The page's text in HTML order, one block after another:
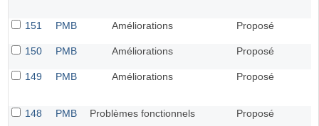
151 PMB Améliorations Proposé
150 PMB Améliorations Proposé
149 PMB Améliorations Proposé
148 PMB Problèmes fonctionnels Proposé